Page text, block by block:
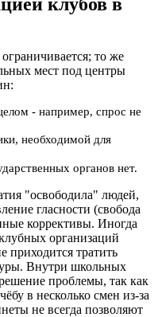
то же
мест под центры
- например, спрос не
необходимой для
органов нет.
"освободила" людей,
гласности (свобода
коррективы. Иногда
организаций
приходится тратить
Внутри школьных
проблемы, так как
в несколько смен из-за
не всегда позволяют